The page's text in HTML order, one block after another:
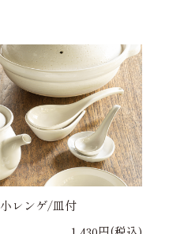
小レンゲ/皿付